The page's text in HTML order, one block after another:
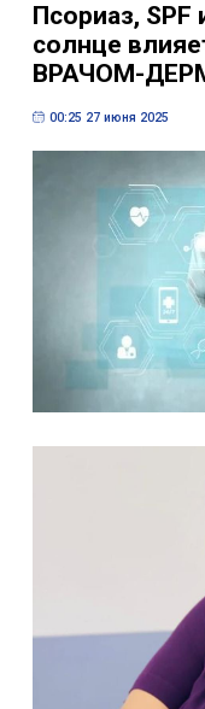
Псориаз, SPF
солнце
ВРАЧОМ-
00:25 27 июня 2025